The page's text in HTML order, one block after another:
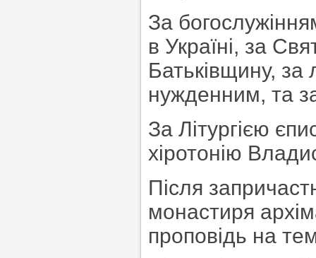
За
в Україні, за
Батьківщину, за
нужденним, та
За Літургією
хіротонію
Після
монастиря
проповідь на